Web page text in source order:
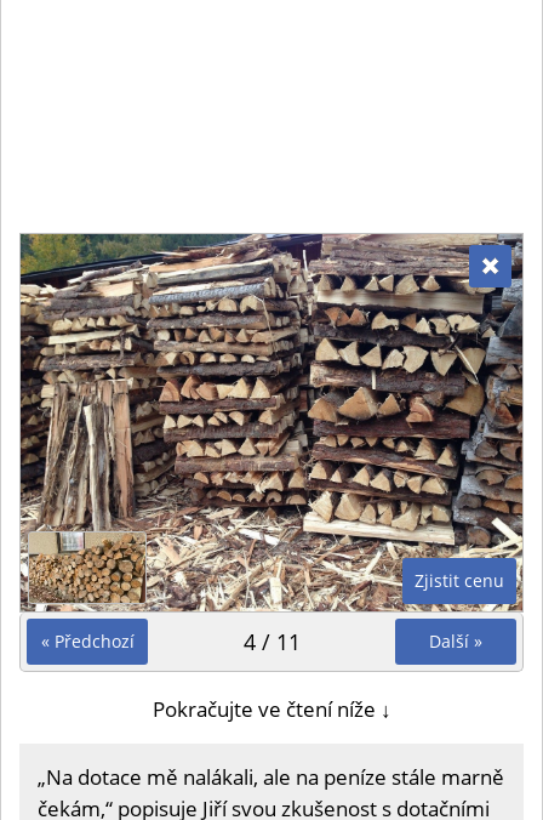
Zjistit cenu
« Předchozí Další »
4 / 11
Pokračujte ve čtení níže ↓
„Na dotace mě nalákali, ale na peníze stále marně
čekám,“ popisuje Jiří svou zkušenost s dotačními